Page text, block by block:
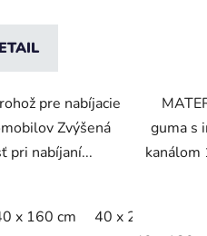
pre nabíjacie
Zvýšená
pri nabíjaní...
x 160 cm 40 x 200 cm
guma s